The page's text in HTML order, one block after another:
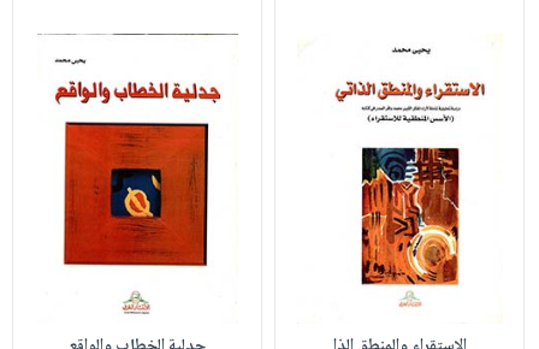
اكسسوارات
ملابس
مطرزات
حقائب
حلي
عناية
القراءة
الشركة
الشركة
حسابك